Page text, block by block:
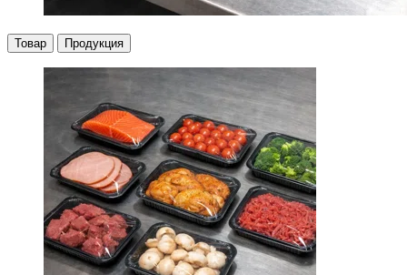
Товар Продукция